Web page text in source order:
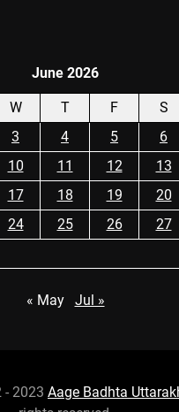
June 2026
W T F S
3 4 5 6
10 11 12 13
17 18 19 20
24 25 26 27
« May Jul »
2023 Aage Badhta